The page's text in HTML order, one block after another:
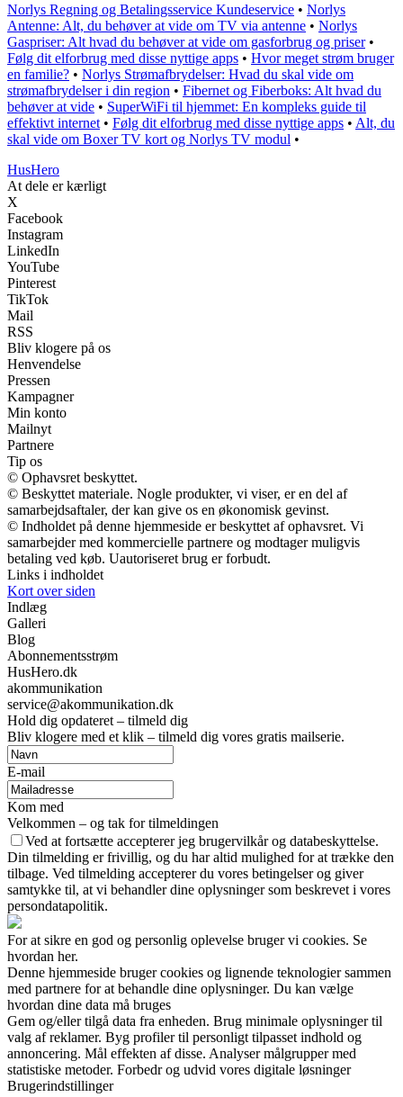
Norlys Regning og Betalingsservice Kundeservice • Norlys
Antenne: Alt, du behøver at vide om TV via antenne • Norlys
Gaspriser: Alt hvad du behøver at vide om gasforbrug og priser•
Følg dit elforbrug med disse nyttige apps • Hvor meget strøm bruger
en familie? • Norlys Strømafbrydelser: Hvad du skal vide om
strømafbrydelser i din region • Fibernet og Fiberboks: Alt hvad du
behøver at vide • SuperWiFi til hjemmet: En kompleks guide til
effektivt internet • Følg dit elforbrug med disse nyttige apps • Alt, du
skal vide om Boxer TV kort og Norlys TV modul •
HusHero
At dele er kærligt
X
Facebook
Instagram
LinkedIn
YouTube
Pinterest
TikTok
Mail
RSS
Bliv klogere på os
Henvendelse
Pressen
Kampagner
Min konto
Mailnyt
Partnere
Tip os
© Ophavsret beskyttet.
© Beskyttet materiale. Nogle produkter, vi viser, er en del af
samarbejdsaftaler, der kan give os en økonomisk gevinst.
© Indholdet på denne hjemmeside er beskyttet af ophavsret. Vi
samarbejder med kommercielle partnere og modtager muligvis
betaling ved køb. Uautoriseret brug er forbudt.
Links i indholdet
Kort over siden
Indlæg
Galleri
Blog
Abonnementsstrøm
HusHero.dk
akommunikation
service@akommunikation.dk
Hold dig opdateret – tilmeld dig
Bliv klogere med et klik – tilmeld dig vores gratis mailserie.
E-mail
Kom med
Velkommen – og tak for tilmeldingen
Ved at fortsætte accepterer jeg brugervilkår og databeskyttelse.
Din tilmelding er frivillig, og du har altid mulighed for at trække den
tilbage. Ved tilmelding accepterer du vores betingelser og giver
samtykke til, at vi behandler dine oplysninger som beskrevet i vores
persondatapolitik.
For at sikre en god og personlig oplevelse bruger vi cookies. Se
hvordan her.
Denne hjemmeside bruger cookies og lignende teknologier sammen
med partnere for at behandle dine oplysninger. Du kan vælge
hvordan dine data må bruges
Gem og/eller tilgå data fra enheden. Brug minimale oplysninger til
valg af reklamer. Byg profiler til personligt tilpasset indhold og
annoncering. Mål effekten af disse. Analyser målgrupper med
statistiske metoder. Forbedr og udvid vores digitale løsninger
Brugerindstillinger